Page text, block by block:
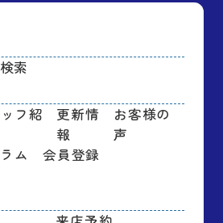
索
フ紹
更新情
報
お客様の
声
ム
会員登録